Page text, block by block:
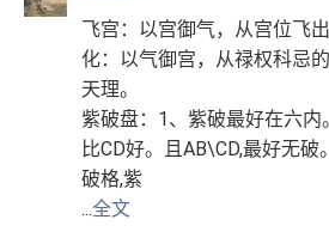
飞宫：以宫御气，从宫位飞
化：以气御宫，从禄权科忌
天理。
紫破盘：1、紫破最好在六内
比CD好。且AB\CD,最好无破
破格,紫
...全文